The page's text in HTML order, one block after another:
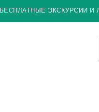
БЕСПЛАТНЫЕ ЭКСКУРСИИ И